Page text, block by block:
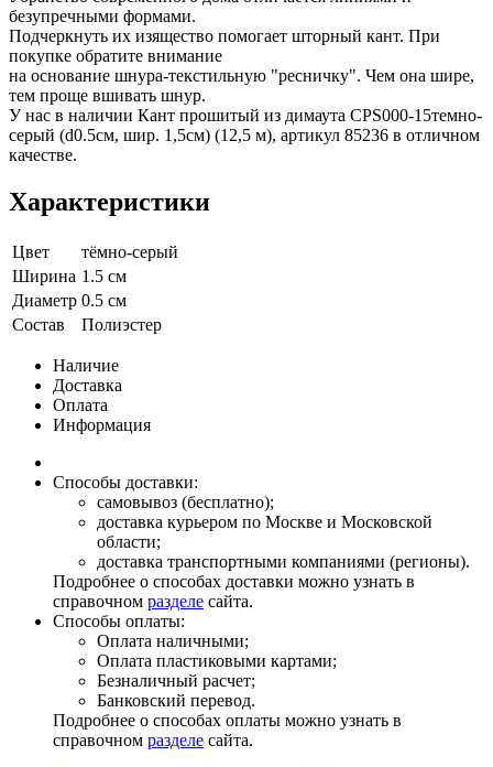
безупречными формами.
Подчеркнуть их изящество помогает шторный кант. При
покупке обратите внимание
на основание шнура-текстильную "ресничку". Чем она шире,
тем проще вшивать шнур.
У нас в наличии Кант прошитый из димаута CPS000-15темно-
серый (d0.5см, шир. 1,5см) (12,5 м), артикул 85236 в отличном
качестве.
Характеристики
Цвет
тёмно-серый
Ширина 1.5 см
Диаметр 0.5 см
Состав
Полиэстер
Наличие
Доставка
Оплата
Информация
Способы доставки:
самовывоз (бесплатно);
доставка курьером по Москве и Московской
области;
доставка транспортными компаниями (регионы).
Подробнее о способах доставки можно узнать в
справочном разделе сайта.
Способы оплаты:
Оплата наличными;
Оплата пластиковыми картами;
Безналичный расчет;
Банковский перевод.
Подробнее о способах оплаты можно узнать в
справочном разделе сайта.